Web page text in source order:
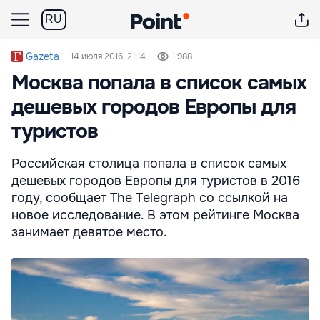
RU
Gazeta 14 июля 2016, 21:14 1 988
Москва попала в список самых
дешевых городов Европы для
туристов
Российская столица попала в список самых
дешевых городов Европы для туристов в 2016
году, сообщает The Telegraph со ссылкой на
новое исследование. В этом рейтинге Москва
занимает девятое место.